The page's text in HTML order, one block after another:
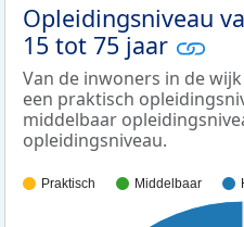
Opleidingsniveau
15 tot 75 jaar
Van de inwoners in de
een praktisch
middelbaar
opleidingsniveau.
Praktisch Middelbaar